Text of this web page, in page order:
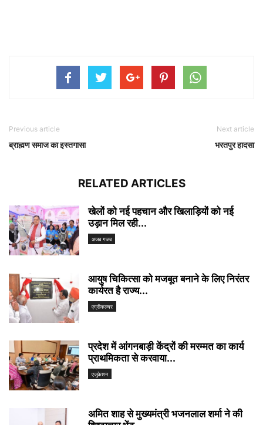
Previous article
ब्राह्मण समाज का इस्तगासा
Next article
भरतपुर हादसा
RELATED ARTICLES
खेलों को नई पहचान और खिलाड़ियों को नई
उड़ान मिल रही...
अजब गजब
आयुष चिकित्सा को मजबूत बनाने के लिए निरंतर
कार्यरत है राज्य...
एग्रीकल्चर
प्रदेश में आंगनबाड़ी केंद्रों की मरम्मत का कार्य
प्राथमिकता से करवाया...
एजुकेशन
अमित शाह से मुख्यमंत्री भजनलाल शर्मा ने की